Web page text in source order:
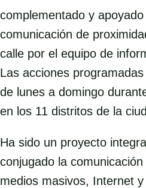
complementado y
comunicación de
calle por el equipo de
Las acciones
de lunes a domingo
en los 11 distritos de la
Ha sido un proyecto
conjugado la
medios masivos, Internet